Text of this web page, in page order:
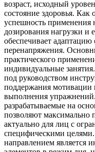
возраст, исходный
состояние здоровья. Как
успешность применения
дозирования нагрузки и
обеспечивает адаптацию
перенапряжения.
практического
индивидуальные
под руководством
поддержания мотивации
выполнения
разрабатываемые на
позволяют максимально
актуально для лиц с
специфическими
направлением является